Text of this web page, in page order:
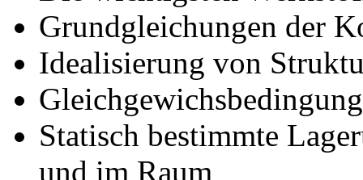
Grundgleichungen der
Idealisierung von
Statisch bestimmte
und im Raum